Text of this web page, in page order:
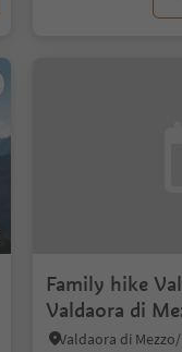
Family hike
Valdaora di
Mitterolang